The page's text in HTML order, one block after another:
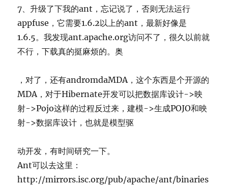
7、升级了下我的ant，忘记说了，否则无法运行
appfuse，它需要1.6.2以上的ant，最新好像是
1.6.5。我发现ant.apache.org访问不了，很久以前就
不行，下载真的挺麻烦的。奥
，对了，还有andromdaMDA，这个东西是个开源的
MDA，对于Hibernate开发可以把数据库设计->映
射->Pojo这样的过程反过来，建模->生成POJO和映
射->数据库设计，也就是模型驱
动开发，有时间研究一下。
Ant可以去这里：
http://mirrors.isc.org/pub/apache/ant/binaries